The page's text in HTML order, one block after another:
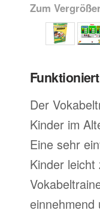
Zum
Der
Kinder im
Eine sehr
Kinder